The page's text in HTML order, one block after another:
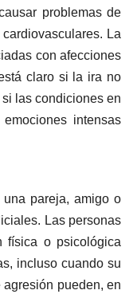
problemas de
La
con afecciones
claro si la ira no
las condiciones en
intensas
una pareja, amigo o
Las personas
física o psicológica
incluso cuando su
pueden, en